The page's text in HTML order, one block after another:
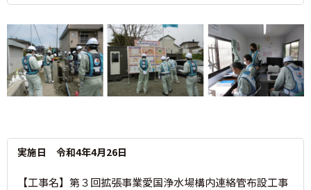
実施日 令和4年4月26日
【工事名】第３回拡張事業愛国浄水場構内連絡管布設工事